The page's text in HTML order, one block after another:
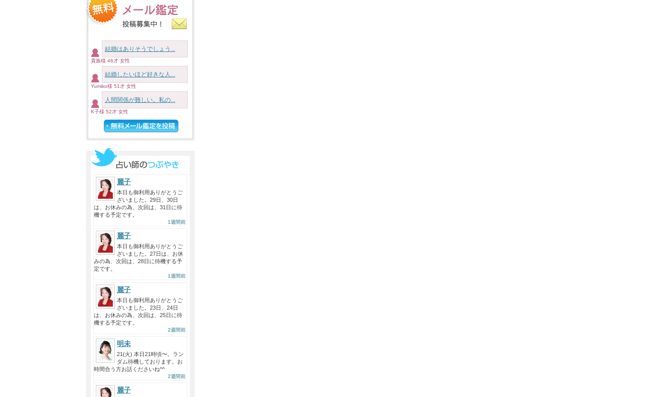
結婚はありそうでしょう...
貴族様 46才 女性
結婚したいほど好きな人...
Yumiko様 51才 女性
人間関係が難しい。私の...
K子様 52才 女性
麗子
本日も御利用ありがとうご
ざいました。29日、30日
は、お休みの為、次回は、31日に待
機する予定です。
1週間前
麗子
本日も御利用ありがとうご
ざいました。27日は、お休
みの為、次回は、28日に待機する予
定です。
1週間前
麗子
本日も御利用ありがとうご
ざいました。23日、24日
は、お休みの為、次回は、25日に待
機する予定です。
2週間前
明未
21(火) 本日21時頃〜。ラン
ダム待機しております。お
時間合う方お話くださいね^^
2週間前
麗子